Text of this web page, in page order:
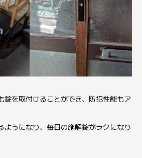
錠を取付けることができ、防犯性能もア
ようになり、毎日の施解錠がラクになり